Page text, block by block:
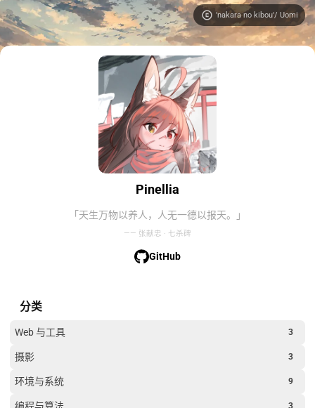
'nakara no kibou'/ Uomi
Pinellia
「天生万物以养人，人无一德以报天。」
—— 张献忠 · 七杀碑
GitHub
分类
Web 与工具 3
摄影 3
环境与系统 9